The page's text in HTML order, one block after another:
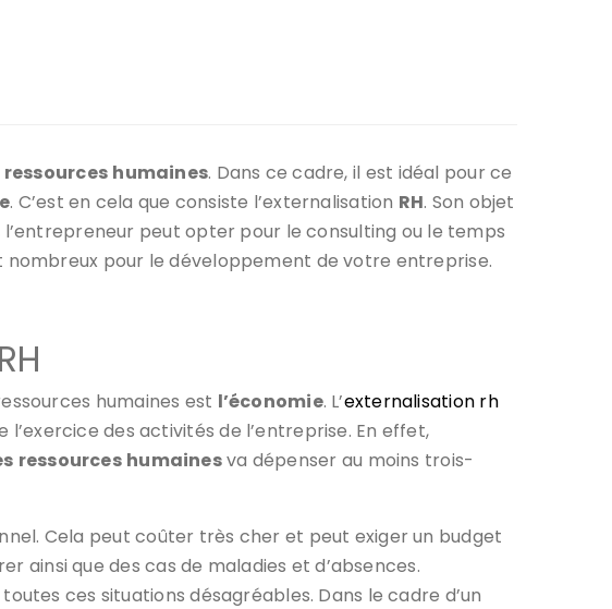
ressources humaines. Dans ce cadre, il est idéal pour ce
. C’est en cela que consiste l’externalisation RH. Son objet
peut opter pour le consulting ou le temps
nombreux pour le développement de votre entreprise.
humaines est l’économie. L’externalisation rh
des activités de l’entreprise. En effet,
ressources humainesva dépenser au moins trois-
Cela peut coûter très cher et peut exiger un budget
ainsi que des cas de maladies et d’absences.
ces situations désagréables. Dans le cadre d’un